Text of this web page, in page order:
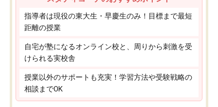
指導者は現役の東大生・早慶生のみ！目標まで最短
距離の授業
自宅が塾になるオンライン校と、周りから刺激を受
けられる実校舎
授業以外のサポートも充実！学習方法や受験戦略の
相談までOK